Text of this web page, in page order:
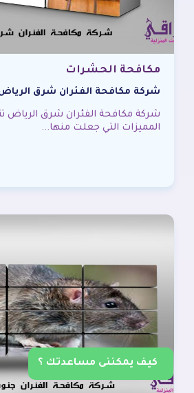
مكافحة الحشرات
شركة مكافحة الفئران شرق
شركة مكافحة الفئران شرق الرياض
المميزات التي جعلت منها...
كيف يمكننى مساعدتك ؟